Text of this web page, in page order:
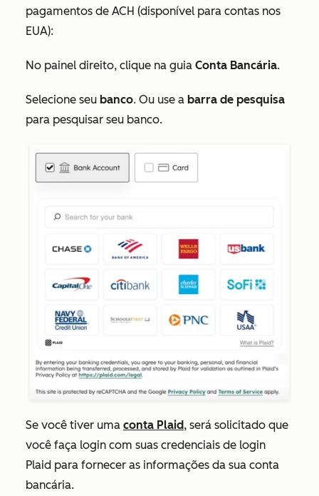
pagamentos de ACH (disponível para contas nos
EUA):
No painel direito, clique na guia Conta Bancária.
Selecione seu banco. Ou use a barra de pesquisa
para pesquisar seu banco.
Se você tiver uma conta Plaid, será solicitado que
você faça login com suas credenciais de login
Plaid para fornecer as informações da sua conta
bancária.